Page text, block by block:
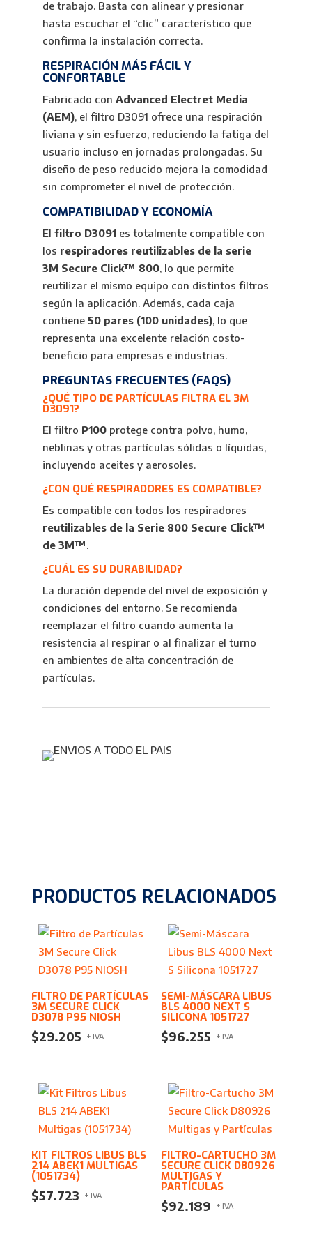
de trabajo. Basta con alinear y presionar
hasta escuchar el “clic” característico que
confirma la instalación correcta.
RESPIRACIÓN MÁS FÁCIL Y
CONFORTABLE
Fabricado con Advanced Electret Media
(AEM), el filtro D3091 ofrece una respiración
liviana y sin esfuerzo, reduciendo la fatiga del
usuario incluso en jornadas prolongadas. Su
diseño de peso reducido mejora la comodidad
sin comprometer el nivel de protección.
COMPATIBILIDAD Y ECONOMÍA
El filtro D3091es totalmente compatible con
los respiradores reutilizables de la serie
3M Secure Click™ 800, lo que permite
reutilizar el mismo equipo con distintos filtros
según la aplicación. Además, cada caja
contiene 50 pares (100 unidades), lo que
representa una excelente relación costo-
beneficio para empresas e industrias.
PREGUNTAS FRECUENTES (FAQS)
¿QUÉ TIPO DE PARTÍCULAS FILTRA EL 3M
D3091?
El filtro P100protege contra polvo, humo,
neblinas y otras partículas sólidas o líquidas,
incluyendo aceites y aerosoles.
¿CON QUÉ RESPIRADORES ES COMPATIBLE?
Es compatible con todos los respiradores
reutilizables de la Serie 800 Secure Click™
de 3M™.
¿CUÁL ES SU DURABILIDAD?
La duración depende del nivel de exposición y
condiciones del entorno. Se recomienda
reemplazar el filtro cuando aumenta la
resistencia al respirar o al finalizar el turno
en ambientes de alta concentración de
partículas.
PRODUCTOS RELACIONADOS
FILTRO DE PARTÍCULAS
3M SECURE CLICK
D3078 P95 NIOSH
$29.205 + IVA
SEMI-MÁSCARA LIBUS
BLS 4000 NEXT S
SILICONA 1051727
$96.255 + IVA
KIT FILTROS LIBUS BLS
214 ABEK1 MULTIGAS
(1051734)
$57.723 + IVA
FILTRO-CARTUCHO 3M
SECURE CLICK D80926
MULTIGAS Y
PARTÍCULAS
$92.189 + IVA